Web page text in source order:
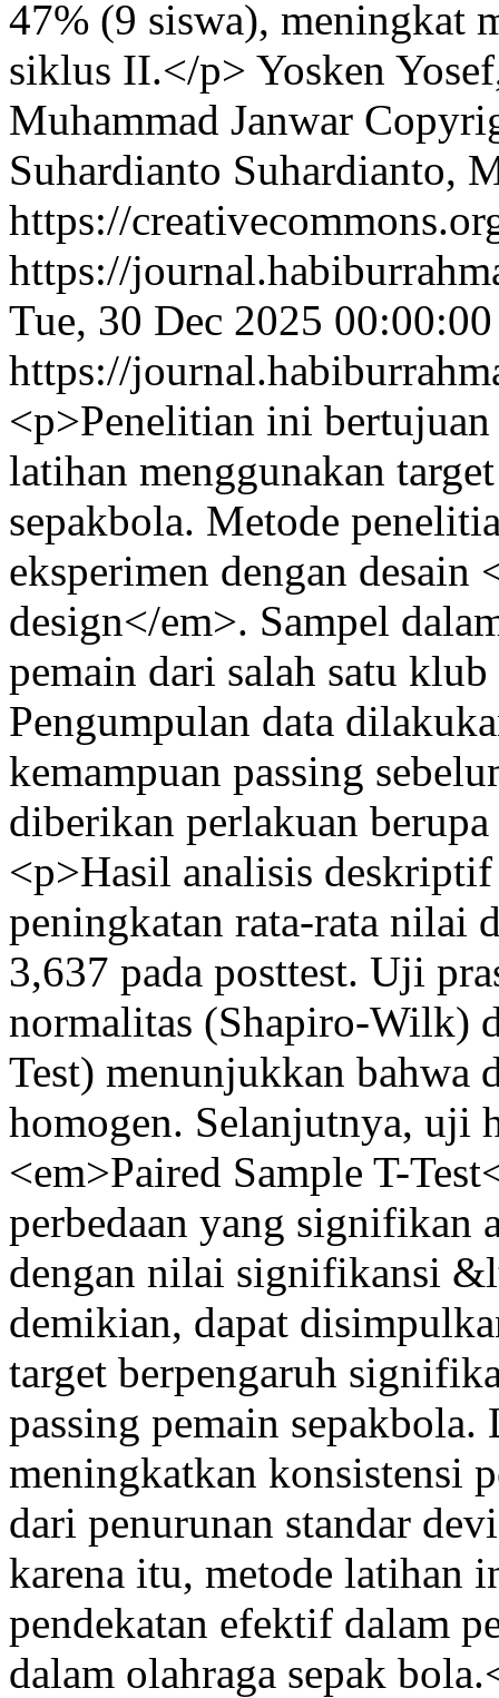
47% (9 siswa), meningkat
siklus II.</p> Yosken
Muhammad Janwar
Suhardianto Suhardianto,
https://
https://
Tue, 30 Dec 2025
https://
<p>Penelitian ini
latihan menggunakan
sepakbola. Metode
eksperimen dengan desain
design</em>. Sampel
pemain dari salah satu
Pengumpulan data
kemampuan passing
diberikan perlakuan
<p>Hasil analisis
peningkatan rata-rata nilai
3,637 pada posttest. Uji
normalitas (Shapiro-Wilk)
Test) menunjukkan bahwa
homogen. Selanjutnya, uji
<em>Paired Sample T-
perbedaan yang signifikan
dengan nilai signifikansi
demikian, dapat
target berpengaruh
passing pemain
meningkatkan konsistensi
dari penurunan standar
karena itu, metode latihan
pendekatan efektif dalam
dalam olahraga sepak